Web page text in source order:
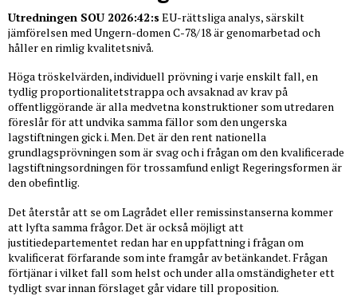
Utredningen SOU 2026:42:s EU-rättsliga analys, särskilt
jämförelsen med Ungern-domen C-78/18 är genomarbetad och
håller en rimlig kvalitetsnivå.
Höga tröskelvärden, individuell prövning i varje enskilt fall, en
tydlig proportionalitetstrappa och avsaknad av krav på
offentliggörande är alla medvetna konstruktioner som utredaren
föreslår för att undvika samma fällor som den ungerska
lagstiftningen gick i. Men. Det är den rent nationella
grundlagsprövningen som är svag och i frågan om den kvalificerade
lagstiftningsordningen för trossamfund enligt Regeringsformen är
den obefintlig.
Det återstår att se om Lagrådet eller remissinstanserna kommer
att lyfta samma frågor. Det är också möjligt att
justitiedepartementet redan har en uppfattning i frågan om
kvalificerat förfarande som inte framgår av betänkandet. Frågan
förtjänar i vilket fall som helst och under alla omständigheter ett
tydligt svar innan förslaget går vidare till proposition.